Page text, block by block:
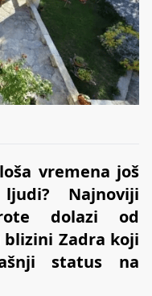
vremena još
Najnoviji
dolazi od
Zadra koji
status na